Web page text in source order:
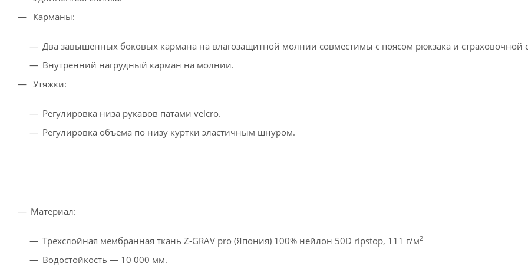
Карманы:
Два завышенных боковых кармана на влагозащитной молнии совместимы с поясом рюкзака и страховочной
Внутренний нагрудный карман на молнии.
Утяжки:
Регулировка низа рукавов патами velcro.
Регулировка объёма по низу куртки эластичным шнуром.
Материал:
Трехслойная мембранная ткань Z-GRAV pro (Япония) 100% нейлон 50D ripstop, 111 г/м2
Водостойкость — 10 000 мм.